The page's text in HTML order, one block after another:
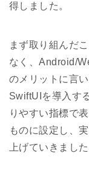
得しました。
まず取り組んだ
なく、Android/
のメリットに言
SwiftUIを導入す
りやすい指標で
ものに設定し、
上げていきました